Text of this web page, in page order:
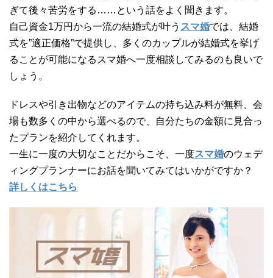
ぎて後々苦労をする……という話をよく聞きます。
自己資金1万円から一流の結婚式が叶う スマ婚では、結婚
式を”適正価格”で提供し、多くのカップルが結婚式を挙げ
ることが可能になるスマ婚へ一度相談してみるのも良いで
しょう。
ドレスや引き出物などのアイテムの持ち込み料が無料、会
場も数多くの中から選べるので、自分たちの金額に見合っ
たプランを紹介してくれます。
一生に一度の大切なことだからこそ、一度スマ婚のウェデ
ィングプランナーにお話を聞いてみてはいかがですか？
詳しくはこちら